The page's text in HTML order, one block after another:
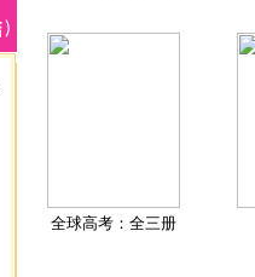
全球高考：全三册